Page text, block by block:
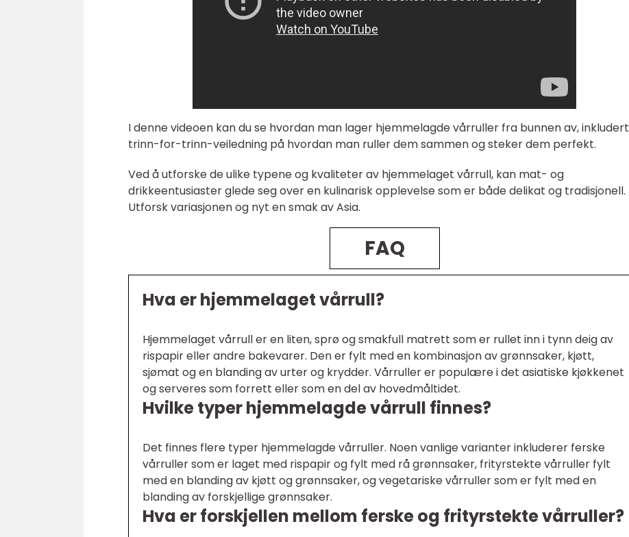
I denne videoen kan du se hvordan man lager hjemmelagde vårruller fra bunnen av, inkludert
trinn-for-trinn-veiledning på hvordan man ruller dem sammen og steker dem perfekt.
Ved å utforske de ulike typene og kvaliteter av hjemmelaget vårrull, kan mat- og
drikkeentusiaster glede seg over en kulinarisk opplevelse som er både delikat og tradisjonell.
Utforsk variasjonen og nyt en smak av Asia.
FAQ
Hva er hjemmelaget vårrull?
Hjemmelaget vårrull er en liten, sprø og smakfull matrett som er rullet inn i tynn deig av
rispapir eller andre bakevarer. Den er fylt med en kombinasjon av grønnsaker, kjøtt,
sjømat og en blanding av urter og krydder. Vårruller er populære i det asiatiske kjøkkenet
og serveres som forrett eller som en del av hovedmåltidet.
Hvilke typer hjemmelagde vårrull finnes?
Det finnes flere typer hjemmelagde vårruller. Noen vanlige varianter inkluderer ferske
vårruller som er laget med rispapir og fylt med rå grønnsaker, frityrstekte vårruller fylt
med en blanding av kjøtt og grønnsaker, og vegetariske vårruller som er fylt med en
blanding av forskjellige grønnsaker.
Hva er forskjellen mellom ferske og frityrstekte vårruller?